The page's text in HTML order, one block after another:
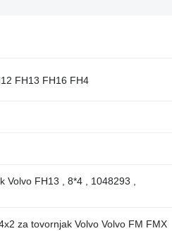
FH13 FH16 FH4
FH13 , 8*4 , 1048293 ,
za tovornjak Volvo Volvo FM FMX